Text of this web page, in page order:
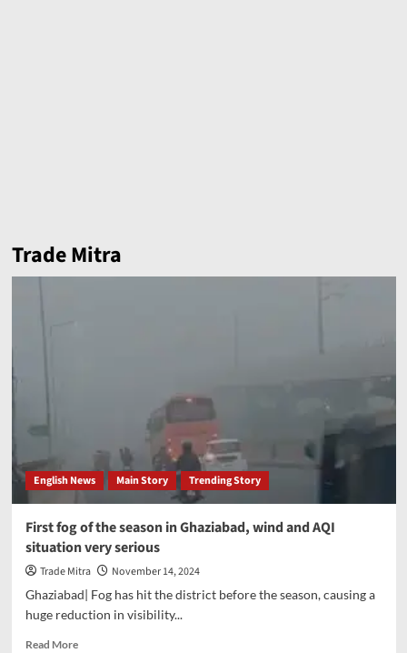
Trade Mitra
English News Main Story Trending Story
First fog of the season in Ghaziabad, wind and AQI
situation very serious
Trade Mitra
November 14, 2024
Ghaziabad| Fog has hit the district before the season, causing a
huge reduction in visibility...
Read MoreRead